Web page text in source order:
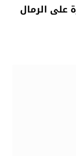
على الرمال